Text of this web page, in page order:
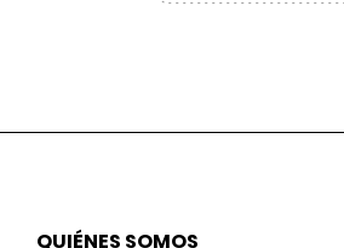
QUIÉNES SOMOS